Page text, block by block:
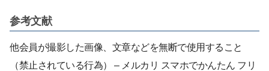
参考文献
他会員が撮影した画像、文章などを無断で使用すること
（禁止されている行為） – メルカリ スマホでかんたん フリ